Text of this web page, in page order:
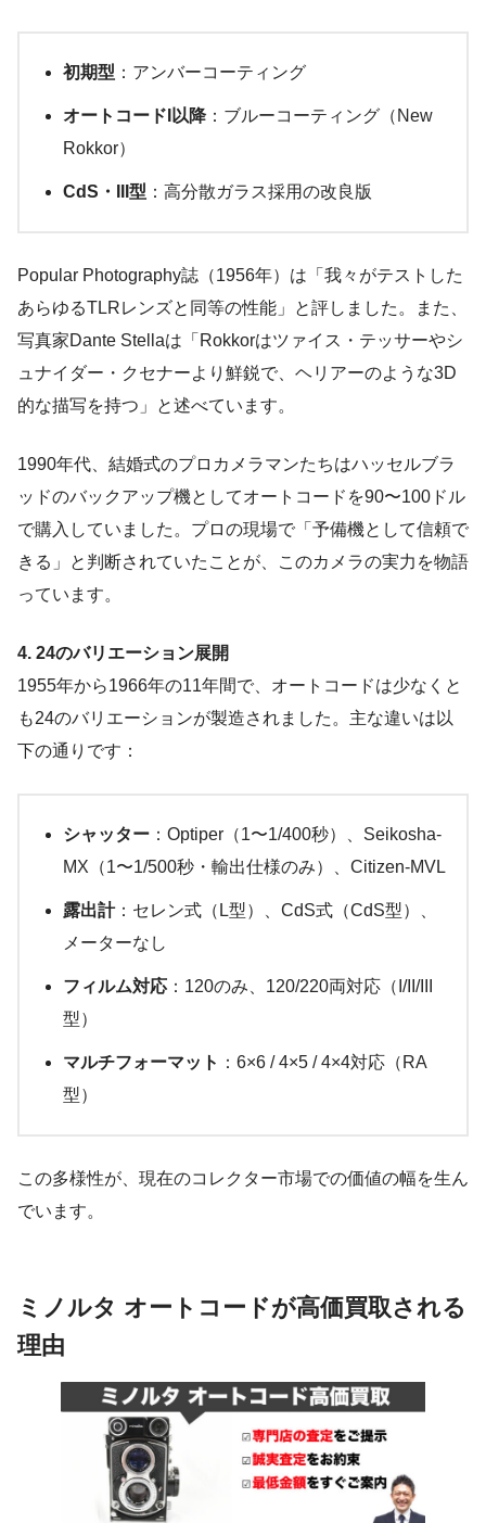
初期型 ：アンバーコーティング
オートコードI以降 ：ブルーコーティング（New
Rokkor）
CdS・III型 ：高分散ガラス採用の改良版
Popular Photography誌（1956年）は「我々がテストした
あらゆるTLRレンズと同等の性能」と評しました。また、
写真家Dante Stellaは「Rokkorはツァイス・テッサーやシ
ュナイダー・クセナーより鮮鋭で、ヘリアーのような3D
的な描写を持つ」と述べています。
1990年代、結婚式のプロカメラマンたちはハッセルブラ
ッドのバックアップ機としてオートコードを90〜100ドル
で購入していました。プロの現場で「予備機として信頼で
きる」と判断されていたことが、このカメラの実力を物語
っています。
4. 24のバリエーション展開
1955年から1966年の11年間で、オートコードは少なくと
も24のバリエーションが製造されました。主な違いは以
下の通りです：
シャッター ：Optiper（1〜1/400秒）、Seikosha-
MX（1〜1/500秒・輸出仕様のみ）、Citizen-MVL
露出計：セレン式（L型）、CdS式（CdS型）、
メーターなし
フィルム対応 ：120のみ、120/220両対応（I/II/III
型）
マルチフォーマット ：6×6 / 4×5 / 4×4対応（RA
型）
この多様性が、現在のコレクター市場での価値の幅を生ん
でいます。
ミノルタ オートコードが高価買取される
理由